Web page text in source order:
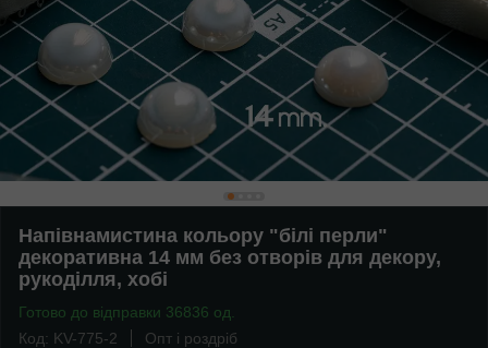
Напівнамистина кольору "білі перли"
декоративна 14 мм без отворів для декору,
рукоділля, хобі
Готово до відправки 36836 од.
Код: KV-775-2
Опт і роздріб